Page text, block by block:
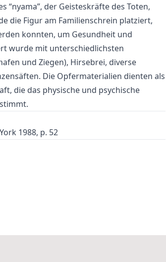
“nyama”, der Geisteskräfte des Toten,
die Figur am Familienschrein platziert,
konnten, um Gesundheit und
wurde mit unterschiedlichsten
und Ziegen), Hirsebrei, diverse
Die Opfermaterialien dienten als
die das physische und psychische
1988, p. 52